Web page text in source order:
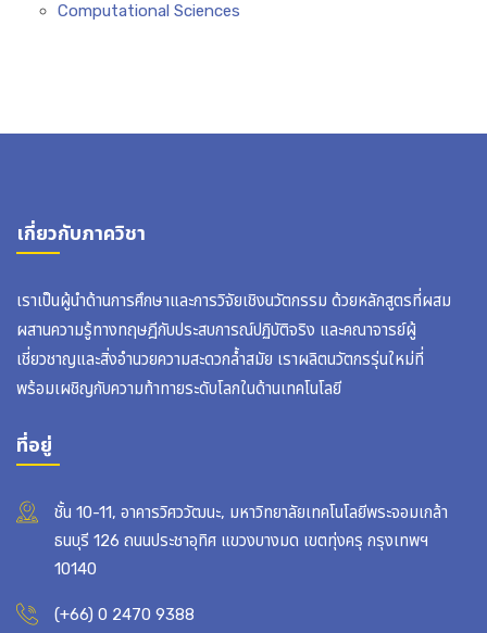
Computational Sciences
เกี่ยวกับภาควิชา
เราเป็นผู้นำด้านการศึกษาและการวิจัยเชิงนวัตกรรม ด้วยหลักสูตรที่ผสม
ผสานความรู้ทางทฤษฎีกับประสบการณ์ปฏิบัติจริง และคณาจารย์ผู้
เชี่ยวชาญและสิ่งอำนวยความสะดวกล้ำสมัย เราผลิตนวัตกรรุ่นใหม่ที่
พร้อมเผชิญกับความท้าทายระดับโลกในด้านเทคโนโลยี
ที่อยู่
ชั้น 10-11, อาคารวิศววัฒนะ, มหาวิทยาลัยเทคโนโลยีพระจอมเกล้า
ธนบุรี 126 ถนนประชาอุทิศ แขวงบางมด เขตทุ่งครุ กรุงเทพฯ
10140
(+66) 0 2470 9388